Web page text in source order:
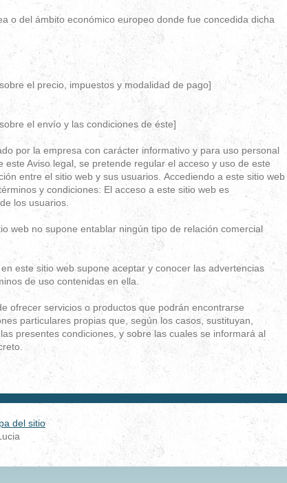
o del ámbito económico europeo donde fue concedida dicha
el precio, impuestos y modalidad de pago]
el envío y las condiciones de éste]
por la empresa con carácter informativo y para uso personal
este Aviso legal, se pretende regular el acceso y uso de este
entre el sitio web y sus usuarios. Accediendo a este sitio web
y condiciones: El acceso a este sitio web es
los usuarios.
web no supone entablar ningún tipo de relación comercial
este sitio web supone aceptar y conocer las advertencias
de uso contenidas en ella.
ofrecer servicios o productos que podrán encontrarse
particulares propias que, según los casos, sustituyan,
presentes condiciones, y sobre las cuales se informará al
del sitio